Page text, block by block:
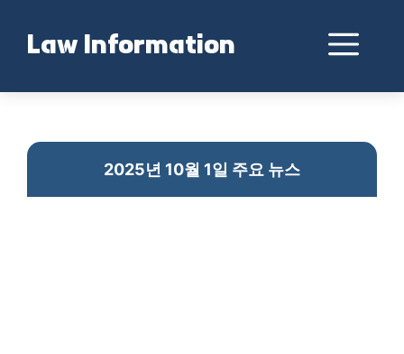
contentLaw Information
2025년 10월 1일 주요 뉴스